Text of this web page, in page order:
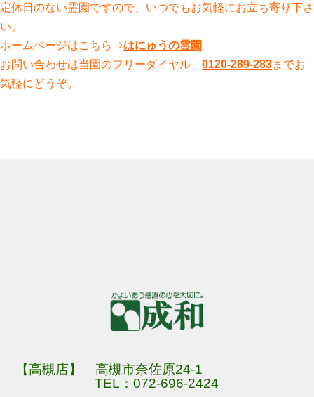
定休日のない霊園ですので、いつでもお気軽にお立ち寄り下さ
い。
ホームページはこちら⇒はにゅうの霊園
お問い合わせは当園のフリーダイヤル 0120-289-283までお
気軽にどうぞ。
【高槻店】 高槻市奈佐原24-1
TEL：072-696-2424